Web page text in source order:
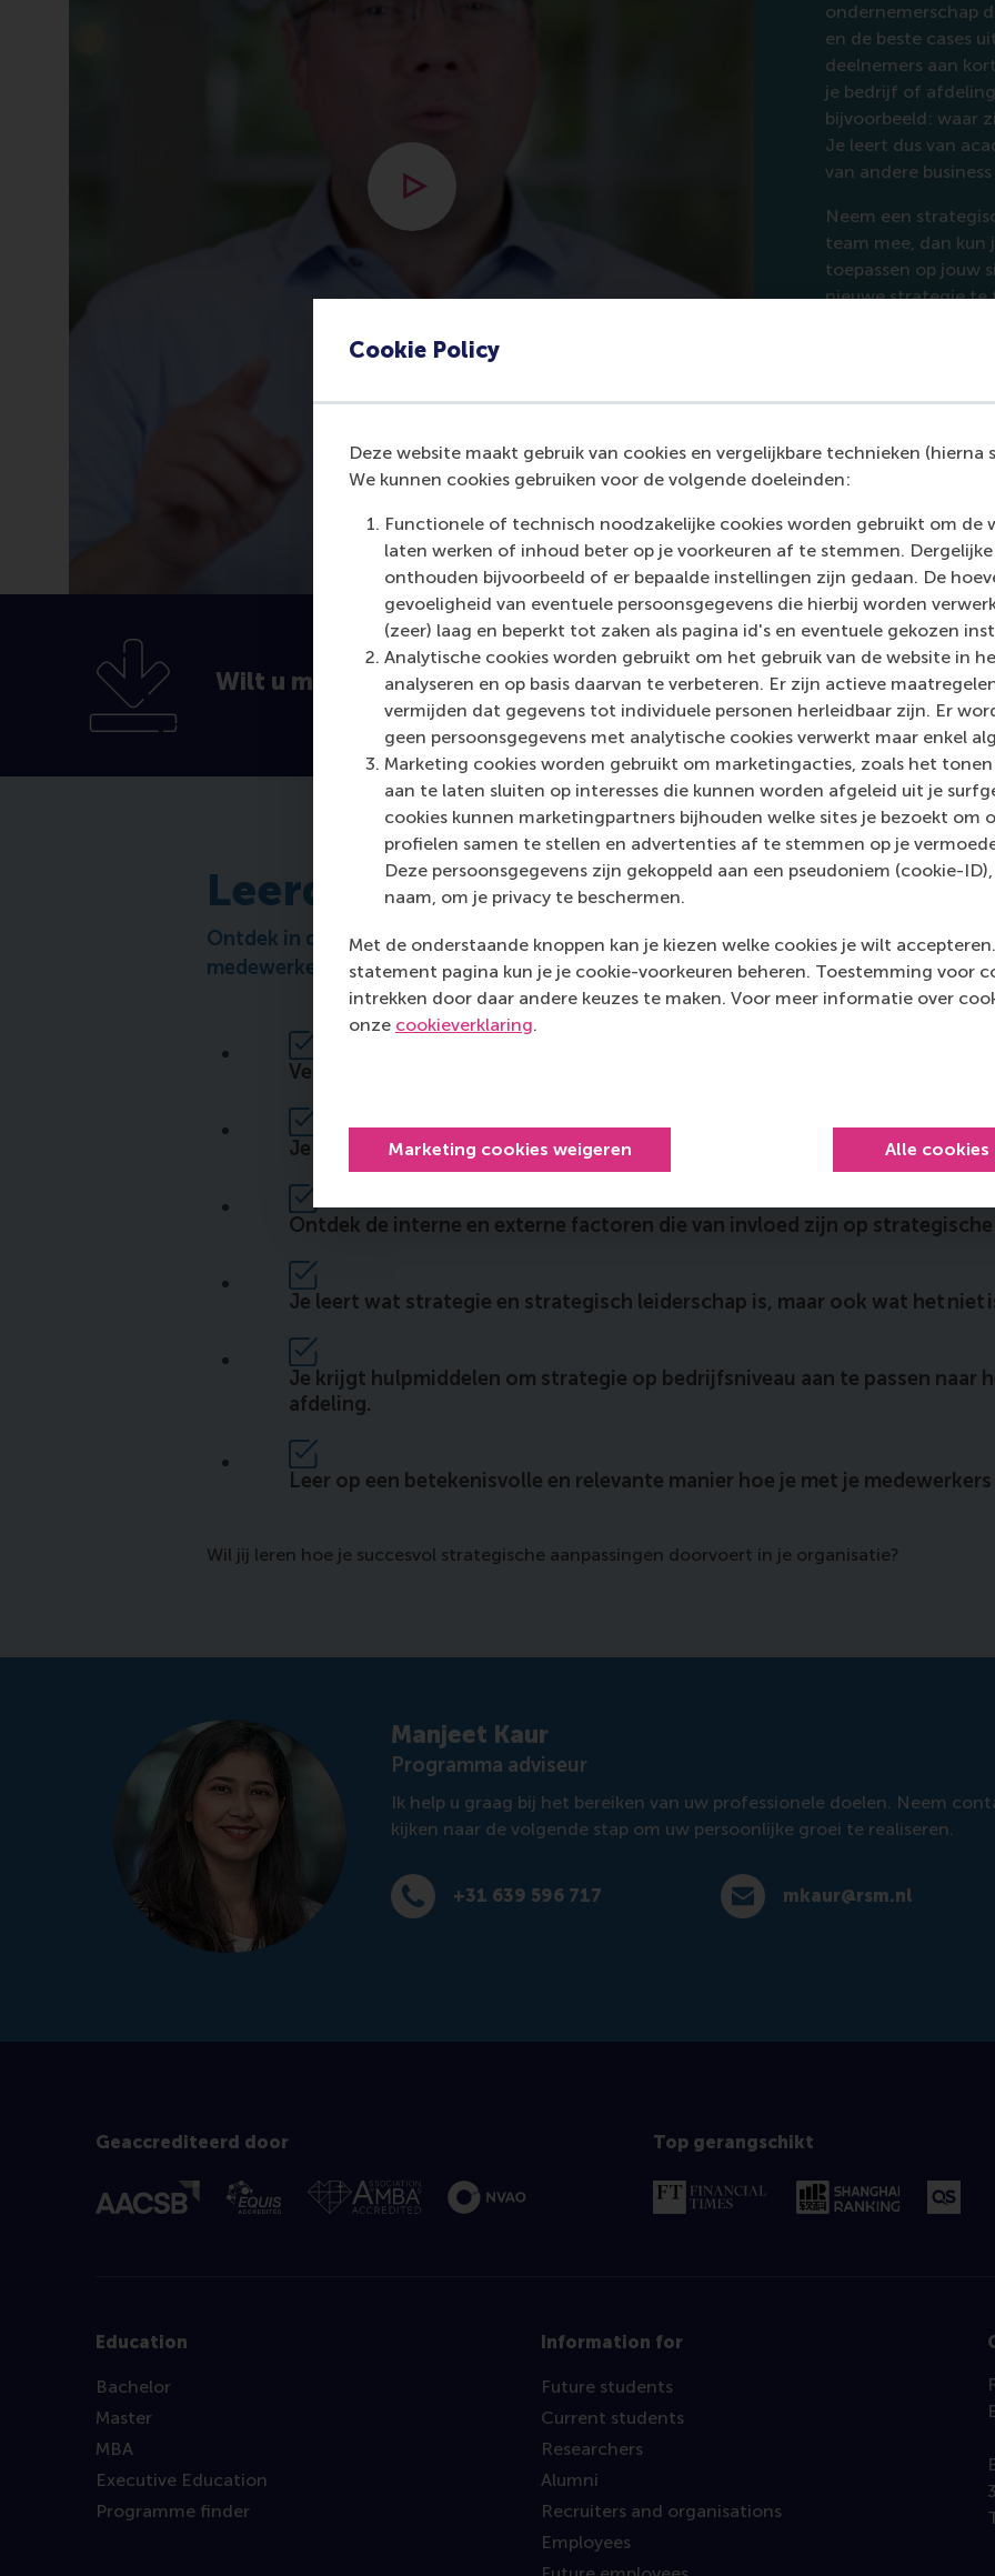
Cookie Policy
Deze website maakt gebruik van cookies en vergelijkbare technieken (hierna
We kunnen cookies gebruiken voor de volgende doeleinden:
Functionele of technisch noodzakelijke cookies worden gebruikt om de
laten werken of inhoud beter op je voorkeuren af te stemmen.
onthouden bijvoorbeeld of er bepaalde instellingen zijn gedaan. De
gevoeligheid van eventuele persoonsgegevens die hierbij worden
(zeer) laag en beperkt tot zaken als pagina id's en eventuele gekozen
Analytische cookies worden gebruikt om het gebruik van de website in
analyseren en op basis daarvan te verbeteren. Er zijn actieve
vermijden dat gegevens tot individuele personen herleidbaar zijn. Er
geen persoonsgegevens met analytische cookies verwerkt maar enkel
Marketing cookies worden gebruikt om marketingacties, zoals het
aan te laten sluiten op interesses die kunnen worden afgeleid uit je
cookies kunnen marketingpartners bijhouden welke sites je bezoekt om
profielen samen te stellen en advertenties af te stemmen op je
Deze persoonsgegevens zijn gekoppeld aan een pseudoniem (cookie-
naam, om je privacy te beschermen.
Met de onderstaande knoppen kan je kiezen welke cookies je wilt
statement pagina kun je je cookie-voorkeuren beheren. Toestemming voor
intrekken door daar andere keuzes te maken. Voor meer informatie over
onze cookieverklaring.
Marketing cookies weigeren Alle cookies
ondernemerschap
en de beste cases
deelnemers aan
je bedrijf of
bijvoorbeeld: waar
Je leert dus van
van andere
Neem een
team mee, dan kun
toepassen op jouw
nieuwe strategie te
bedrijfssituatie, of
of andere sector
nieuwe
strategische
Het programma
het
Advanced
Open popup met video
Wilt u meer weten? Vraag
Leerdoelen
Ontdek in deze driedaagse cursus de juiste strategie voor jouw organisatie, hoe je
medewerkers, klanten, financiers, partners en anderen meekrijgt.
Vergroot je kennis van het opstellen en implementeren van strategieën.
Je leert wat jouw rol is bij het laten slagen van strategieën binnen jouw
Ontdek de interne en externe factoren die van invloed zijn op
Je leert wat strategie en strategisch leiderschap is, maar ook wat het niet
Je krijgt hulpmiddelen om strategie op bedrijfsniveau aan te passen naar
afdeling.
Leer op een betekenisvolle en relevante manier hoe je met je
Wil jij leren hoe je succesvol strategische aanpassingen doorvoert in je organisatie?
Manjeet Kaur
Programma adviseur
Ik help u graag bij het bereiken van uw professionele doelen. Neem
kijken naar de volgende stap om uw persoonlijke groei te realiseren.
Bel +31 639 596 717
+31 639 596 717
E-mail mkaur@rsm.nl
mkaur@rsm.nl
Geaccrediteerd door Top gerangschikt
Education
Bachelor
Master
MBA
Executive Education
Programme finder
Information for
Future students
Current students
Researchers
Alumni
Recruiters and organisations
Employees